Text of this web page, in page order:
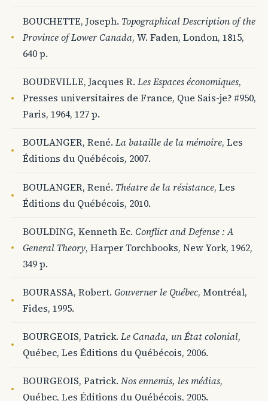
BOUCHETTE, Joseph. Topographical Description of the
Province of Lower Canada, W. Faden, London, 1815,
640 p.
BOUDEVILLE, Jacques R.Les Espaces économiques,
Presses universitaires de France, Que Sais-je? #950,
Paris, 1964, 127 p.
BOULANGER, René.La bataille de la mémoire, Les
Éditions du Québécois, 2007.
BOULANGER, René. Théatre de la résistance, Les
Éditions du Québécois, 2010.
BOULDING, Kenneth Ec.Conflict and Defense : A
General Theory, Harper Torchbooks, New York, 1962,
349 p.
BOURASSA, Robert.Gouverner le Québec, Montréal,
Fides, 1995.
BOURGEOIS, Patrick.Le Canada, un État colonial,
Québec, Les Éditions du Québécois, 2006.
BOURGEOIS, Patrick.Nos ennemis, les médias,
Québec, Les Éditions du Québécois, 2005.